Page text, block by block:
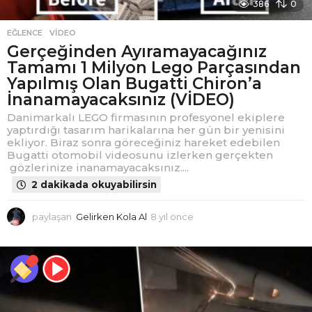
386 0
EĞLENCE ,VIDEO
Gerçeğinden Ayıramayacağınız
Tamamı 1 Milyon Lego Parçasından
Yapılmış Olan Bugatti Chiron’a
İnanamayacaksınız (VİDEO)
Danimarkalı LEGO firmasının profesyonel ekiplere
yaptırdığı tasarım harikalarına her gün bir yenisini
ekliyor. Biraz sonra göreceğiniz hareket edebilen
Bugatti otomobil videosunu izlerken gerçekten
gözlerinize inanamayacaksınız....
2 dakikada okuyabilirsin
paylaşan Gelirken Kola Al 8 yıl önce
l
ö
c
e